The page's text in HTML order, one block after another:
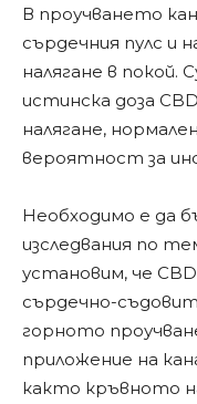
В проучването
сърдечния пулс и
налягане в
истинска доза
налягане,
вероятност за
Необходимо е да
изследвания по
установим, че
сърдечно-
горното
приложение на
както кръвното